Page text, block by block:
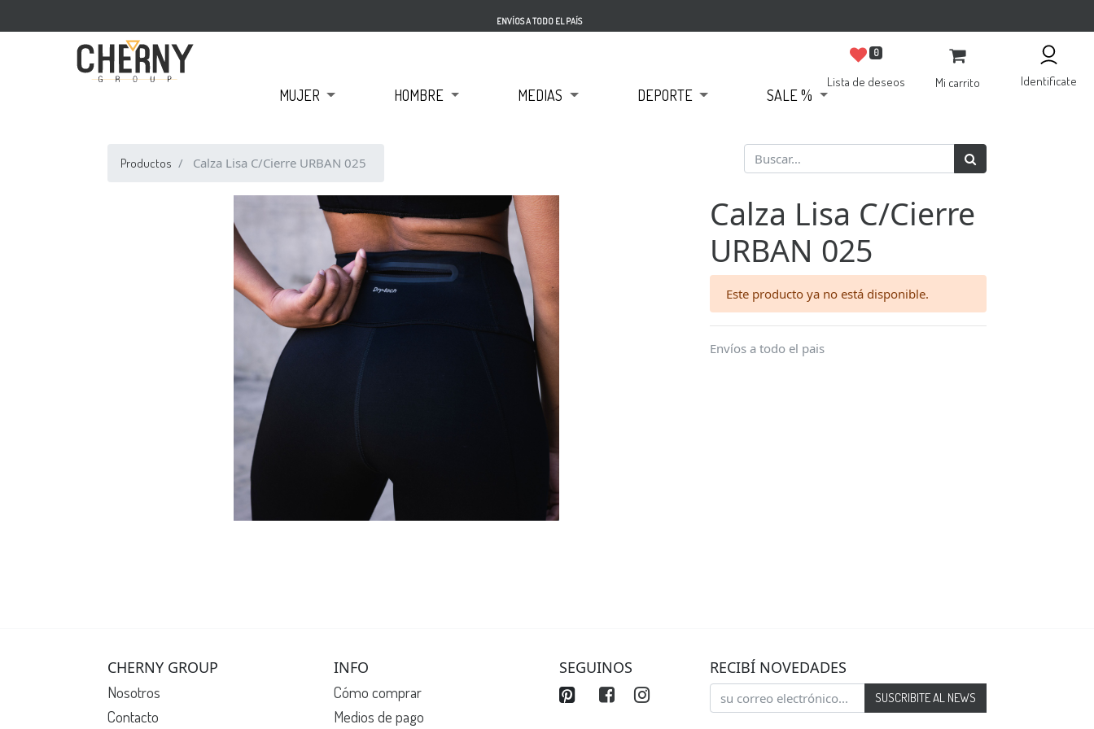
ENVÍOS A TODO EL PAÍS
0
Lista de deseos Mi carrito Identificate
MUJER HOMBRE MEDIAS DEPORTE SALE %
Productos Calza Lisa C/Cierre URBAN 025
Calza Lisa C/Cierre
URBAN 025
Este producto ya no está disponible.
Envíos a todo el pais
CHERNY GROUP
Nosotros
Contacto
INFO
Cómo comprar
Medios de pago
SEGUINOS RECIBÍ NOVEDADES
SUSCRIBITE AL NEWS